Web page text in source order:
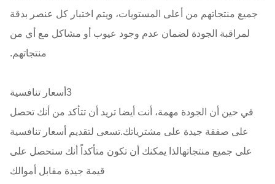
جميع منتجاتهم من أعلى المستويات، ويتم اختبار كل عنصر بدقة
لمراقبة الجودة لضمان عدم وجود عيوب أو مشاكل مع أي من
منتجاتهم.
3أسعار تنافسية
في حين أن الجودة مهمة، أنت أيضا تريد أن تتأكد من أنك تحصل
على صفقة جيدة على مشترياتك.تسعى لتقديم أسعار تنافسية
على جميع منتجاتهالذا يمكنك أن تكون متأكداً أنك ستحصل على
قيمة جيدة مقابل أموالك